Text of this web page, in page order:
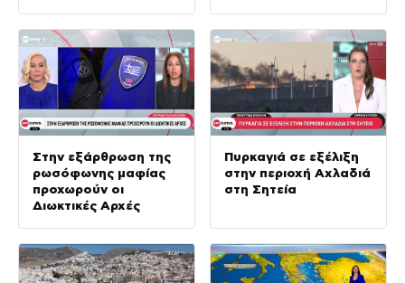
Στην εξάρθρωση της
ρωσόφωνης μαφίας
προχωρούν οι
Διωκτικές Αρχές
Πυρκαγιά σε εξέλιξη
στην περιοχή Αχλαδιά
στη Σητεία